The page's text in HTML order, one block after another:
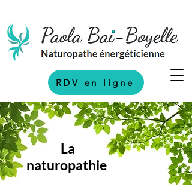
RDV en ligne
La
naturopathie